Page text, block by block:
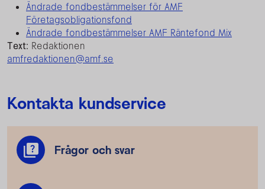
Ändrade fondbestämmelser för AMF
Företagsobligationsfond
Ändrade fondbestämmelser AMF Räntefond Mix
Text: Redaktionen
amfredaktionen@amf.se
Kontakta kundservice
Frågor och svar